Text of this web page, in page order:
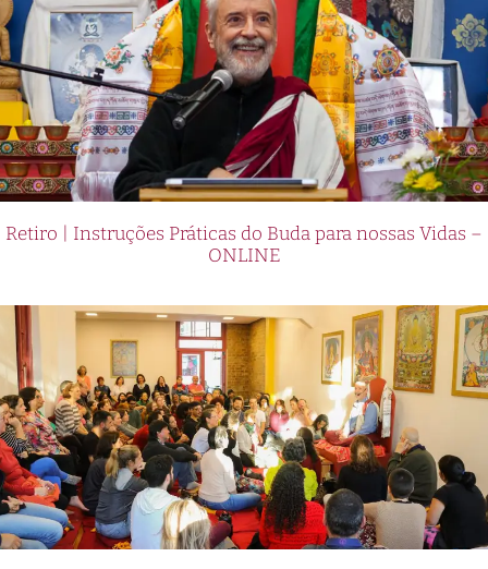
Retiro | Instruções Práticas do Buda para nossas Vidas –
ONLINE